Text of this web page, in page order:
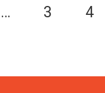
… 3 4